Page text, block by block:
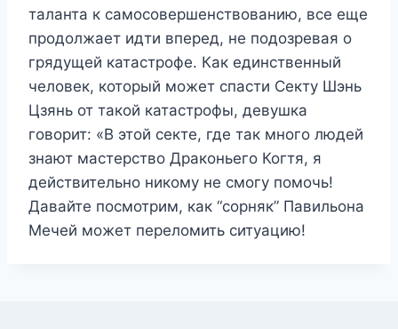
таланта к самосовершенствованию, все еще
продолжает идти вперед, не подозревая о
грядущей катастрофе. Как единственный
человек, который может спасти Секту Шэнь
Цзянь от такой катастрофы, девушка
говорит: «В этой секте, где так много людей
знают мастерство Драконьего Когтя, я
действительно никому не смогу помочь!
Давайте посмотрим, как “сорняк” Павильона
Мечей может переломить ситуацию!